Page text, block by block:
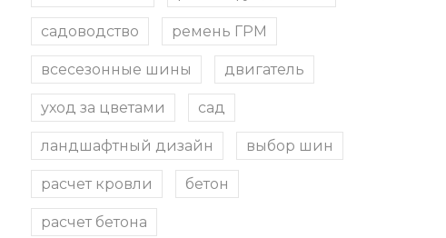
садоводство ремень ГРМ
всесезонные шины двигатель
уход за цветами сад
ландшафтный дизайн выбор шин
расчет кровли бетон
расчет бетона